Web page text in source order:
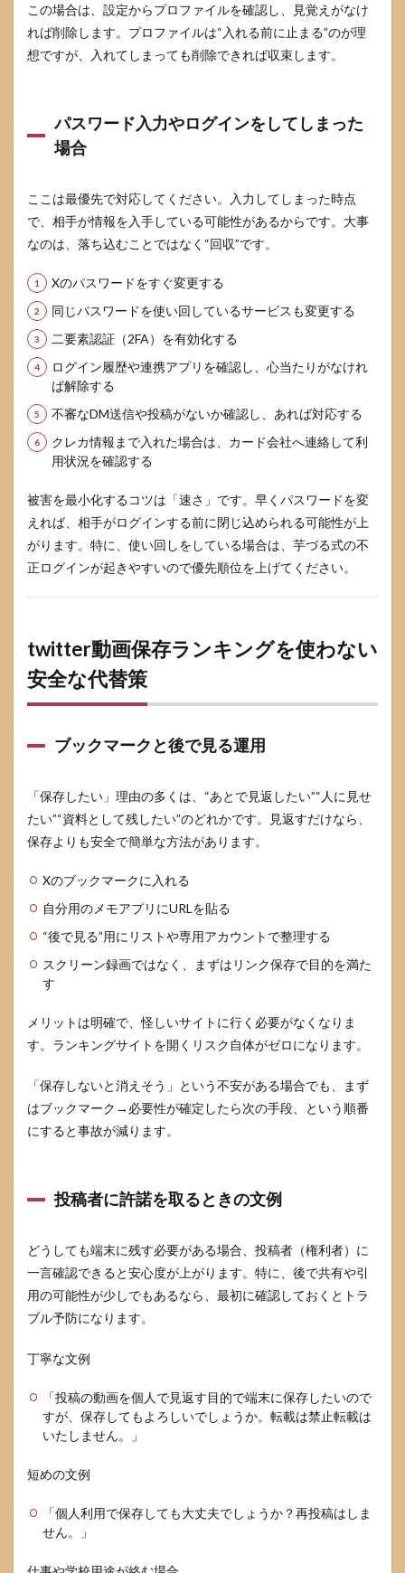
この場合は、設定からプロファイルを確認し、見覚えがなけ
れば削除します。プロファイルは“入れる前に止まる”のが理
想ですが、入れてしまっても削除できれば収束します。
パスワード入力やログインをしてしまった
場合
ここは最優先で対応してください。入力してしまった時点
で、相手が情報を入手している可能性があるからです。大事
なのは、落ち込むことではなく“回収”です。
Xのパスワードをすぐ変更する
同じパスワードを使い回しているサービスも変更する
二要素認証（2FA）を有効化する
ログイン履歴や連携アプリを確認し、心当たりがなけれ
ば解除する
不審なDM送信や投稿がないか確認し、あれば対応する
クレカ情報まで入れた場合は、カード会社へ連絡して利
用状況を確認する
被害を最小化するコツは「速さ」です。早くパスワードを変
えれば、相手がログインする前に閉じ込められる可能性が上
がります。特に、使い回しをしている場合は、芋づる式の不
正ログインが起きやすいので優先順位を上げてください。
twitter動画保存ランキングを使わない
安全な代替策
ブックマークと後で見る運用
「保存したい」理由の多くは、“あとで見返したい”“人に見せ
たい”“資料として残したい”のどれかです。見返すだけなら、
保存よりも安全で簡単な方法があります。
Xのブックマークに入れる
自分用のメモアプリにURLを貼る
“後で見る”用にリストや専用アカウントで整理する
スクリーン録画ではなく、まずはリンク保存で目的を満た
す
メリットは明確で、怪しいサイトに行く必要がなくなりま
す。ランキングサイトを開くリスク自体がゼロになります。
「保存しないと消えそう」という不安がある場合でも、まず
はブックマーク→必要性が確定したら次の手段、という順番
にすると事故が減ります。
投稿者に許諾を取るときの文例
どうしても端末に残す必要がある場合、投稿者（権利者）に
一言確認できると安心度が上がります。特に、後で共有や引
用の可能性が少しでもあるなら、最初に確認しておくとトラ
ブル予防になります。
丁寧な文例
「投稿の動画を個人で見返す目的で端末に保存したいので
すが、保存してもよろしいでしょうか。転載は禁止転載は
いたしません。」
短めの文例
「個人利用で保存しても大丈夫でしょうか？再投稿はしま
せん。」